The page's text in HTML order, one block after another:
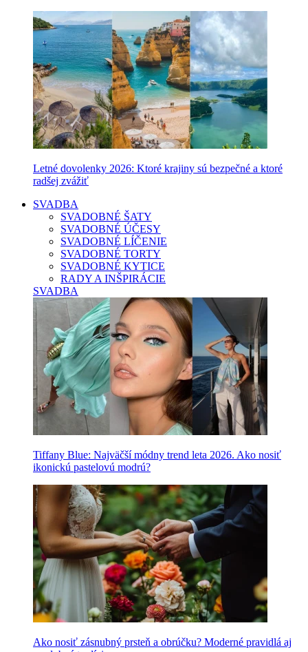
Letné dovolenky 2026: Ktoré krajiny sú bezpečné a ktoré
radšej zvážiť
SVADBA
SVADOBNÉ ŠATY
SVADOBNÉ ÚČESY
SVADOBNÉ LÍČENIE
SVADOBNÉ TORTY
SVADOBNÉ KYTICE
RADY A INŠPIRÁCIE
SVADBA
Tiffany Blue: Najväčší módny trend leta 2026. Ako nosiť
ikonickú pastelovú modrú?
Ako nosiť zásnubný prsteň a obrúčku? Moderné pravidlá aj